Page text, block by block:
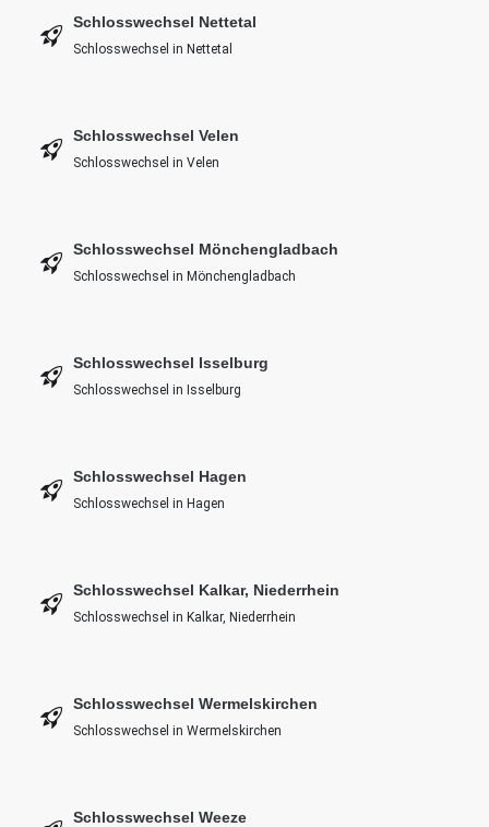
Schlosswechsel Nettetal
Schlosswechsel in Nettetal
Schlosswechsel Velen
Schlosswechsel in Velen
Schlosswechsel Mönchengladbach
Schlosswechsel in Mönchengladbach
Schlosswechsel Isselburg
Schlosswechsel in Isselburg
Schlosswechsel Hagen
Schlosswechsel in Hagen
Schlosswechsel Kalkar, Niederrhein
Schlosswechsel in Kalkar, Niederrhein
Schlosswechsel Wermelskirchen
Schlosswechsel in Wermelskirchen
Schlosswechsel Weeze